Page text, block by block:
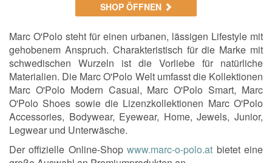
SHOP ÖFFNEN
Marc O'Polo steht für einen urbanen, lässigen Lifestyle mit
gehobenem Anspruch. Charakteristisch für die Marke mit
schwedischen Wurzeln ist die Vorliebe für natürliche
Materialien. Die Marc O'Polo Welt umfasst die Kollektionen
Marc O'Polo Modern Casual, Marc O'Polo Smart, Marc
O'Polo Shoes sowie die Lizenzkollektionen Marc O'Polo
Accessories, Bodywear, Eyewear, Home, Jewels, Junior,
Legwear und Unterwäsche.
Der offizielle Online-Shopwww.marc-o-polo.at bietet eine